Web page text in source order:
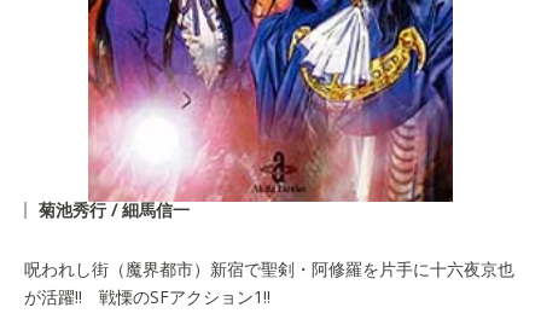
菊池秀行 / 細馬信一
呪われし街（魔界都市）新宿で聖剣・阿修羅を片手に十六夜京也
が活躍!! 戦慄のSFアクション1!!